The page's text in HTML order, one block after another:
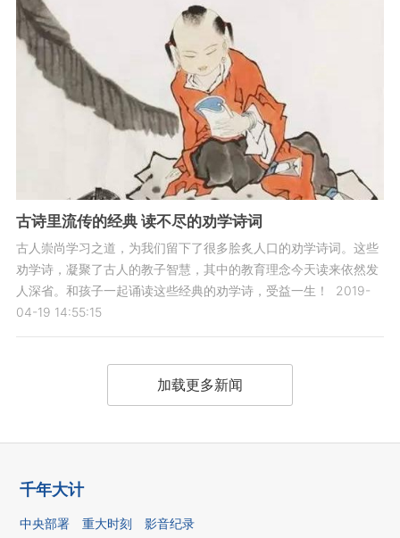
古诗里流传的经典 读不尽的劝学诗词
古人崇尚学习之道，为我们留下了很多脍炙人口的劝学诗词。这些
劝学诗，凝聚了古人的教子智慧，其中的教育理念今天读来依然发
人深省。和孩子一起诵读这些经典的劝学诗，受益一生！
2019-
04-19 14:55:15
加载更多新闻
千年大计
中央部署 重大时刻 影音纪录